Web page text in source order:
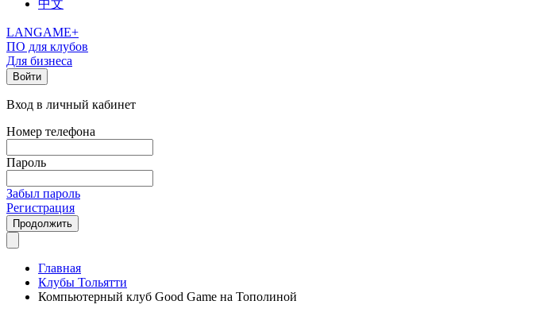
中文
LANGAME+
ПО для клубов
Для бизнеса
Войти
Вход в личный кабинет
Номер телефона
Пароль
Забыл пароль
Регистрация
Продолжить
Главная
Клубы Тольятти
Компьютерный клуб Good Game на Тополиной